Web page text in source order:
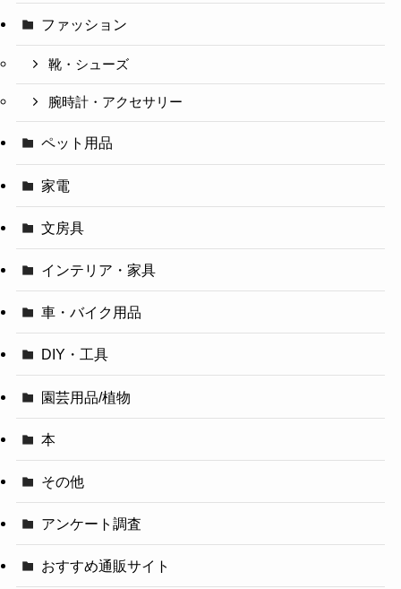
ファッション
靴・シューズ
腕時計・アクセサリー
ペット用品
家電
文房具
インテリア・家具
車・バイク用品
DIY・工具
園芸用品/植物
本
その他
アンケート調査
おすすめ通販サイト